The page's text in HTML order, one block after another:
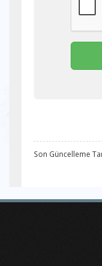
Son Güncelleme